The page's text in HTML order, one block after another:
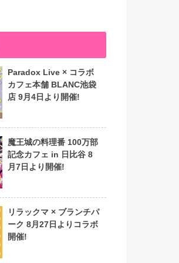
Paradox Live × コラボ
カフェ本舗 BLANC池袋
店 9月4日より開催!
魔王城の料理番 100万部
記念カフェ in 日比谷 8
月7日より開催!
リラックマ × ブランチパ
ーク 8月27日よりコラボ
開催!